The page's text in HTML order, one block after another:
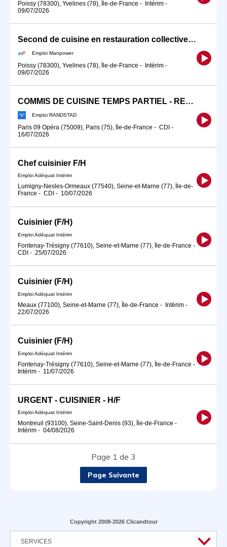
Poissy (78300), Yvelines (78), Île-de-France - Intérim -
09/07/2026
Second de cuisine en restauration collective (H/F)
Emploi Manpower
Poissy (78300), Yvelines (78), Île-de-France - Intérim -
09/07/2026
COMMIS DE CUISINE TEMPS PARTIEL - RESTAURATION RAPIDE (F/H)
Emploi RANDSTAD
Paris 09 Opéra (75009), Paris (75), Île-de-France - CDI -
16/07/2026
Chef cuisinier F/H
Emploi Adéquat Intérim
Lumigny-Nesles-Ormeaux (77540), Seine-et-Marne (77), Île-de-
France - CDI - 10/07/2026
Cuisinier (F/H)
Emploi Adéquat Intérim
Fontenay-Trésigny (77610), Seine-et-Marne (77), Île-de-France -
CDI - 25/07/2026
Cuisinier (F/H)
Emploi Adéquat Intérim
Meaux (77100), Seine-et-Marne (77), Île-de-France - Intérim -
22/07/2026
Cuisinier (F/H)
Emploi Adéquat Intérim
Fontenay-Trésigny (77610), Seine-et-Marne (77), Île-de-France -
Intérim - 11/07/2026
URGENT - CUISINIER - H/F
Emploi Adéquat Intérim
Montreuil (93100), Seine-Saint-Denis (93), Île-de-France -
Intérim - 04/08/2026
Page 1 de 3
Page Suivante
Copyright 2008-2026 Clicandtour
SERVICES